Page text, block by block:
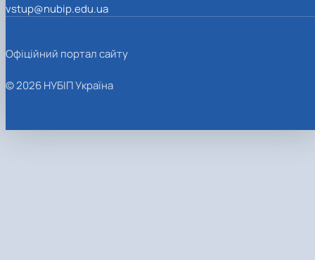
vstup@nubip.edu.ua
Офіційний портал сайту
© 2026 НУБІП Україна